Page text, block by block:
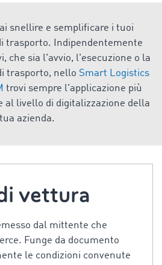
snellire e semplificare i tuoi
trasporto. Indipendentemente
che sia l'avvio, l'esecuzione o la
trasporto, nello Smart Logistics
trovi sempre l'applicazione più
al livello di digitalizzazione della
tua azienda.
vettura
dal mittente che
Funge da documento
le condizioni convenute